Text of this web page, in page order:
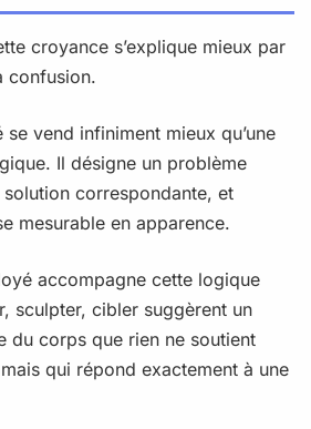
croyance s’explique mieux par
confusion.
vend infiniment mieux qu’une
Il désigne un problème
correspondante, et
mesurable en apparence.
accompagne cette logique
sculpter, cibler suggèrent un
du corps que rien ne soutient
qui répond exactement à une